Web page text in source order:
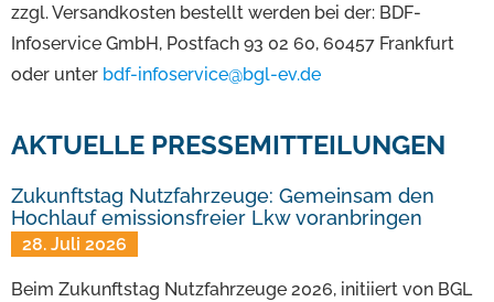
zzgl. Versandkosten bestellt werden bei der: BDF-
Infoservice GmbH, Postfach 93 02 60, 60457 Frankfurt
oder unter bdf-infoservice@bgl-ev.de
AKTUELLE PRESSEMITTEILUNGEN
Zukunftstag Nutzfahrzeuge: Gemeinsam den
Hochlauf emissionsfreier Lkw voranbringen
28. Juli 2026
Beim Zukunftstag Nutzfahrzeuge 2026, initiiert von BGL